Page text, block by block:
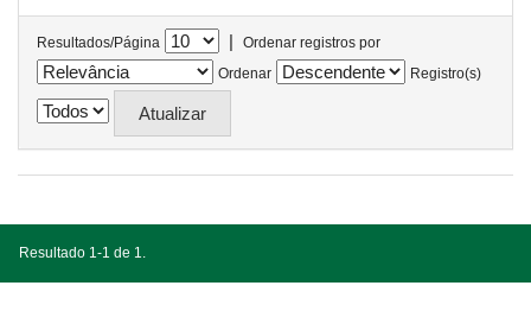
Resultados/Página |
Ordenar registros por
Ordenar
Registro(s)
Resultado 1-1 de 1.